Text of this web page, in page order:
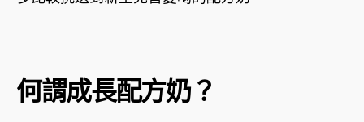
何謂成長配方奶？